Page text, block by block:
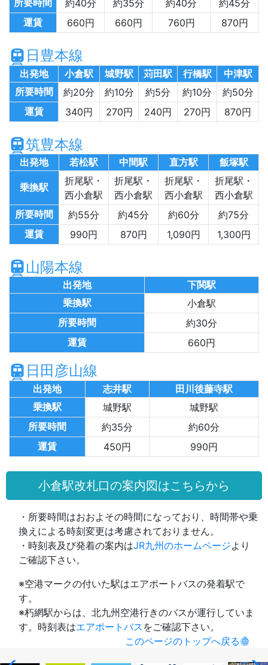
所要時間
約40分 約35分 約40分
約45分
運賃
660円 660円 760円 870円
日豊本線
出発地 小倉駅 城野駅 苅田駅 行橋駅
中津駅
所要時間
約20分 約10分 約5分 約10分
約50分
運賃
340円 270円 240円 270円 870円
筑豊本線
出発地 若松駅 中間駅 直方駅 飯塚駅
乗換駅
折尾駅・
西小倉駅
折尾駅・
西小倉駅
折尾駅・
西小倉駅
折尾駅・
西小倉駅
所要時間
約55分 約45分 約60分
約75分
運賃
990円 870円 1,090円 1,300円
山陽本線
出発地
下関駅
乗換駅
小倉駅
所要時間
約30分
運賃
660円
日田彦山線
出発地 志井駅
田川後藤寺駅
乗換駅
城野駅
城野駅
所要時間
約35分
約60分
運賃
450円 990円
小倉駅改札口の案内図はこちらから
・所要時間はおおよその時間になっており、時間帯や乗
換えによる時刻変更は考慮されておりません。
・時刻表及び発着の案内はJR九州のホームページより
ご確認下さい。
※空港マークの付いた駅はエアポートバスの発着駅で
す。
※朽網駅からは、北九州空港行きのバスが運行していま
す。時刻表はエアポートバス をご確認下さい。
このページのトップへ戻る